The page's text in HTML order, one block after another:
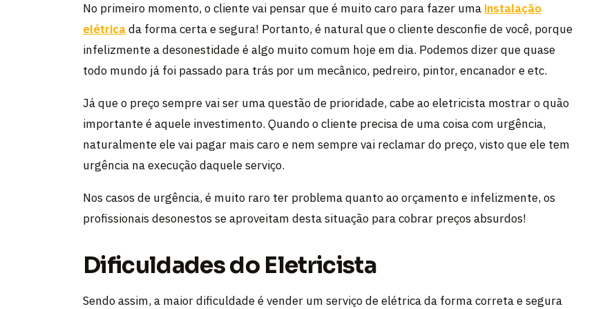
No primeiro momento, o cliente vai pensar que é muito caro para fazer uma instalação
elétricada forma certa e segura! Portanto, é natural que o cliente desconfie de você, porque
infelizmente a desonestidade é algo muito comum hoje em dia. Podemos dizer que quase
todo mundo já foi passado para trás por um mecânico, pedreiro, pintor, encanador e etc.
Já que o preço sempre vai ser uma questão de prioridade, cabe ao eletricista mostrar o quão
importante é aquele investimento. Quando o cliente precisa de uma coisa com urgência,
naturalmente ele vai pagar mais caro e nem sempre vai reclamar do preço, visto que ele tem
urgência na execução daquele serviço.
Nos casos de urgência, é muito raro ter problema quanto ao orçamento e infelizmente, os
profissionais desonestos se aproveitam desta situação para cobrar preços absurdos!
Dificuldades do Eletricista
Sendo assim, a maior dificuldade é vender um serviço de elétrica da forma correta e segura